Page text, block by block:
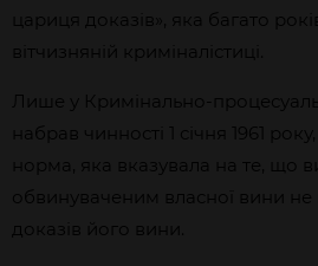
цариця доказів», яка багато
вітчизняній криміналістиці.
Лише у Кримінально-
набрав чинності 1 січня 1961
норма, яка вказувала на те, що
обвинуваченим власної вини
доказів його вини.